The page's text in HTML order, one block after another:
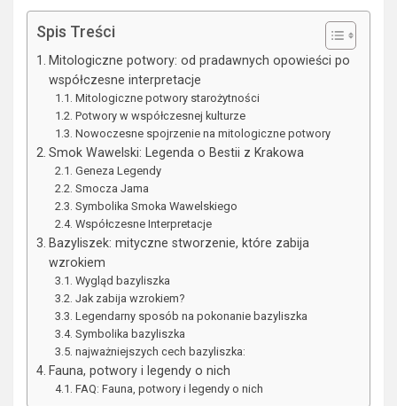
Spis Treści
Mitologiczne potwory: od pradawnych opowieści po
współczesne interpretacje
Mitologiczne potwory starożytności
Potwory w współczesnej kulturze
Nowoczesne spojrzenie na mitologiczne potwory
Smok Wawelski: Legenda o Bestii z Krakowa
Geneza Legendy
Smocza Jama
Symbolika Smoka Wawelskiego
Współczesne Interpretacje
Bazyliszek: mityczne stworzenie, które zabija
wzrokiem
Wygląd bazyliszka
Jak zabija wzrokiem?
Legendarny sposób na pokonanie bazyliszka
Symbolika bazyliszka
najważniejszych cech bazyliszka:
Fauna, potwory i legendy o nich
FAQ: Fauna, potwory i legendy o nich